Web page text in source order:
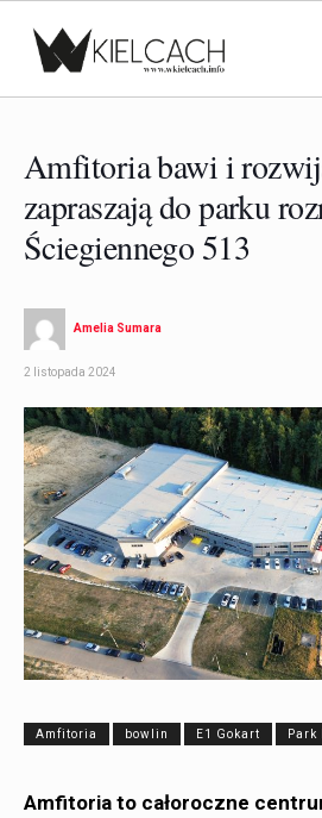
Amfitoria bawi i
zapraszają do parku
Ściegiennego 513
Amelia Sumara
2 listopada 2024
Amfitoria bowlin E1 Gokart Park
Amfitoria to całoroczne